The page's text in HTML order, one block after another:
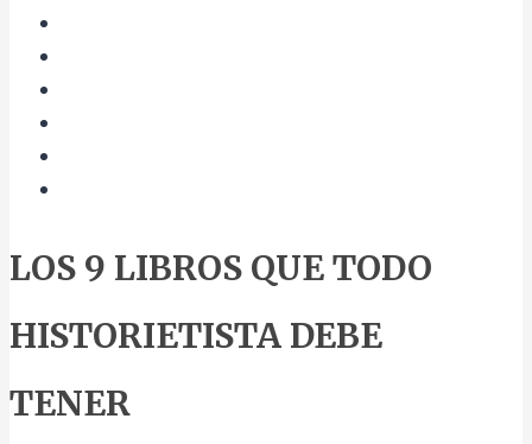
LOS 9 LIBROS QUE TODO
HISTORIETISTA DEBE
TENER